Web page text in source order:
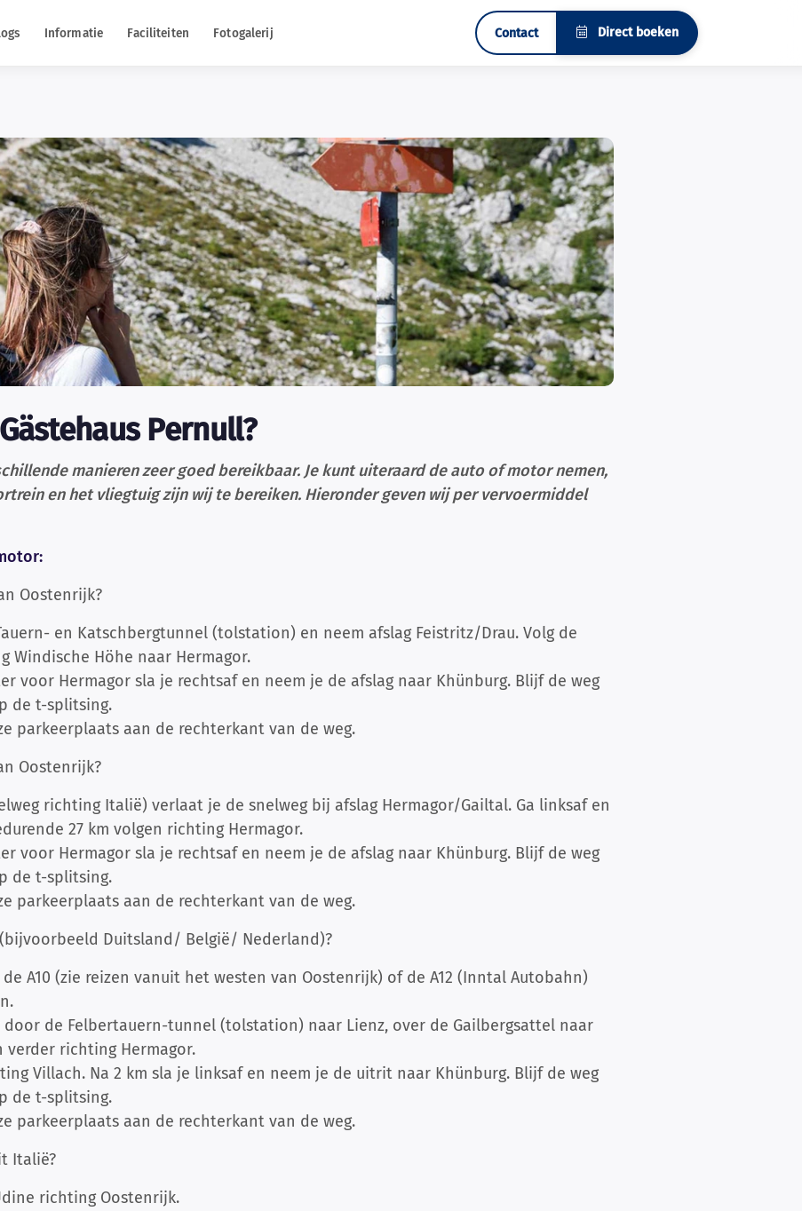
Informatie Faciliteiten Fotogalerij Contact Direct boeken
Pernull?
manieren zeer goed bereikbaar. Je kunt uiteraard de auto of motor nemen,
en het vliegtuig zijn wij te bereiken. Hieronder geven wij per vervoermiddel
Oostenrijk?
en Katschbergtunnel (tolstation) en neem afslag Feistritz/Drau. Volg de
Windische Höhe naar Hermagor.
voor Hermagor sla je rechtsaf en neem je de afslag naar Khünburg. Blijf de weg
de t-splitsing.
parkeerplaats aan de rechterkant van de weg.
Oostenrijk?
richting Italië) verlaat je de snelweg bij afslag Hermagor/Gailtal. Ga linksaf en
27 km volgen richting Hermagor.
voor Hermagor sla je rechtsaf en neem je de afslag naar Khünburg. Blijf de weg
de t-splitsing.
parkeerplaats aan de rechterkant van de weg.
(bijvoorbeeld Duitsland/ België/ Nederland)?
A10 (zie reizen vanuit het westen van Oostenrijk) of de A12 (Inntal Autobahn)
de Felbertauern-tunnel (tolstation) naar Lienz, over de Gailbergsattel naar
verder richting Hermagor.
Villach. Na 2 km sla je linksaf en neem je de uitrit naar Khünburg. Blijf de weg
de t-splitsing.
parkeerplaats aan de rechterkant van de weg.
Italië?
richting Oostenrijk.